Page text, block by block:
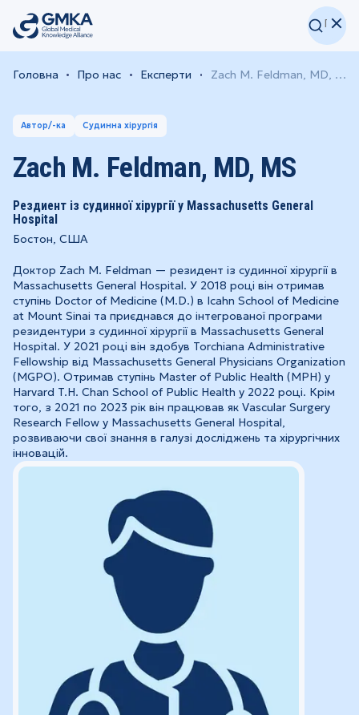
Головна Про нас Експерти Zach M. Feldman, MD, MS
Автор/-ка Судинна хірургія
Zach M. Feldman, MD, MS
Рездиент із судинної хірургії у Massachusetts General
Hospital
Бостон, США
Доктор Zach M. Feldman — резидент із судинної хірургії в
Massachusetts General Hospital. У 2018 році він отримав
ступінь Doctor of Medicine (M.D.) в Icahn School of Medicine
at Mount Sinai та приєднався до інтегрованої програми
резидентури з судинної хірургії в Massachusetts General
Hospital. У 2021 році він здобув Torchiana Administrative
Fellowship від Massachusetts General Physicians Organization
(MGPO). Отримав ступінь Master of Public Health (MPH) у
Harvard T.H. Chan School of Public Health у 2022 році. Крім
того, з 2021 по 2023 рік він працював як Vascular Surgery
Research Fellow у Massachusetts General Hospital,
розвиваючи свої знання в галузі досліджень та хірургічних
інновацій.